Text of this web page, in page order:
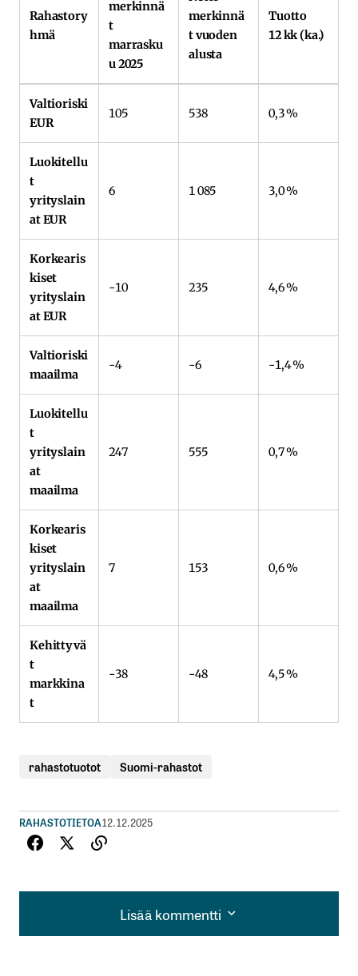
Rahastory
hmä
merkinnä
t
marrasku
u 2025
merkinnä
t vuoden
alusta
Tuotto
12 kk (ka.)
Valtioriski
EUR
105 538 0,3 %
Luokitellu
t
yrityslain
at EUR
6 1 085 3,0 %
Korkearis
kiset
yrityslain
at EUR
-10 235 4,6 %
Valtioriski
maailma
-4 -6 -1,4 %
Luokitellu
t
yrityslain
at
maailma
247 555 0,7 %
Korkearis
kiset
yrityslain
at
maailma
7 153 0,6 %
Kehittyvä
t
markkina
t
-38 -48 4,5 %
rahastotuotot Suomi-rahastot
RAHASTOTIETOA12.12.2025
Lisää kommentti
Lisää kommentti